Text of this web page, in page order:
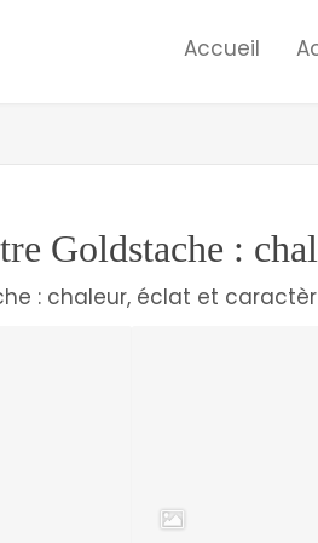
Accueil
Goldstache :
: chaleur, éclat et